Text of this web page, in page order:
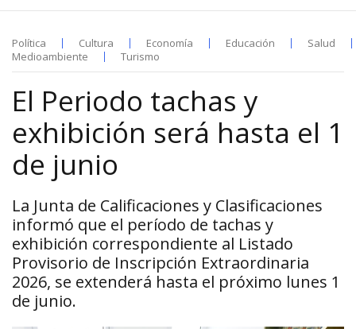
Política Cultura Economía Educación
Salud
Medioambiente
Turismo
El Periodo tachas y
exhibición será hasta el 1
de junio
La Junta de Calificaciones y Clasificaciones
informó que el período de tachas y
exhibición correspondiente al Listado
Provisorio de Inscripción Extraordinaria
2026, se extenderá hasta el próximo lunes 1
de junio.